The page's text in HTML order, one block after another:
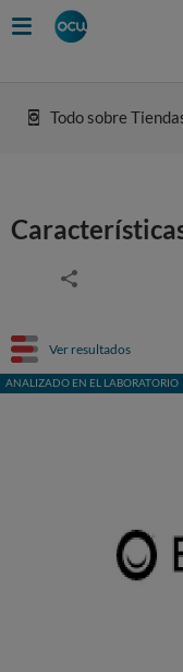
Todo sobre
Ver resultados
ANALIZADO EN EL LABORATORIO